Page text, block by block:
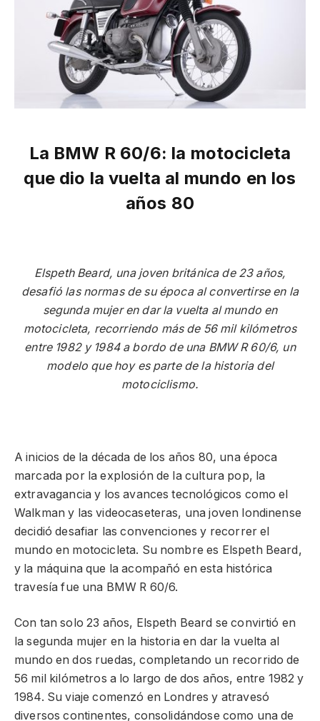
La BMW R 60/6: la motocicleta
que dio la vuelta al mundo en los
años 80
Elspeth Beard, una joven británica de 23 años,
desafió las normas de su época al convertirse en la
segunda mujer en dar la vuelta al mundo en
motocicleta, recorriendo más de 56 mil kilómetros
entre 1982 y 1984 a bordo de una BMW R 60/6, un
modelo que hoy es parte de la historia del
motociclismo.
A inicios de la década de los años 80, una época
marcada por la explosión de la cultura pop, la
extravagancia y los avances tecnológicos como el
Walkman y las videocaseteras, una joven londinense
decidió desafiar las convenciones y recorrer el
mundo en motocicleta. Su nombre es Elspeth Beard,
y la máquina que la acompañó en esta histórica
travesía fue una BMW R 60/6.
Con tan solo 23 años, Elspeth Beard se convirtió en
la segunda mujer en la historia en dar la vuelta al
mundo en dos ruedas, completando un recorrido de
56 mil kilómetros a lo largo de dos años, entre 1982 y
1984. Su viaje comenzó en Londres y atravesó
diversos continentes, consolidándose como una de